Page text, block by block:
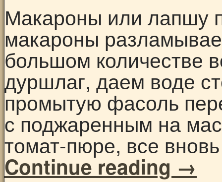
Макароны или лапшу
макароны
большом количестве
дуршлаг, даем воде
промытую фасоль
с поджаренным на
томат-пюре, все
Continue reading →